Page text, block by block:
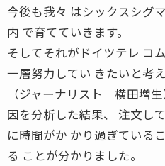
今後も我々 はシックスシグ
内 で育てていきます。
そしてそれがドイツテレ コ
一層努力してい きたいと考え
（ジャーナリスト 横田増
因を分析した結果、 注文し
に時間がか かり過ぎている
る ことが分かりました。